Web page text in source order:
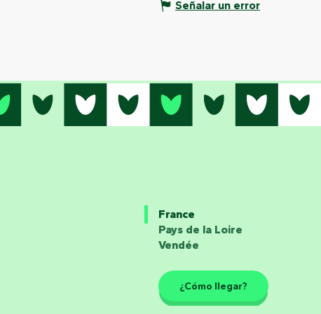
Señalar un error
France
Pays de la Loire
Vendée
¿Cómo llegar?